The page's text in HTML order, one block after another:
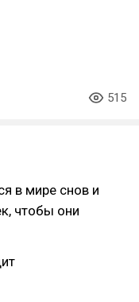
515
в мире снов и
чтобы они